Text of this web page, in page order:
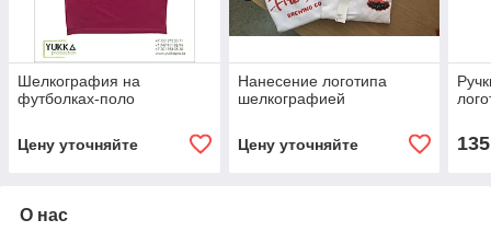
Шелкография на
футболках-поло
Цену уточняйте
Нанесение логотипа
шелкографией
Цену уточняйте 135
О нас